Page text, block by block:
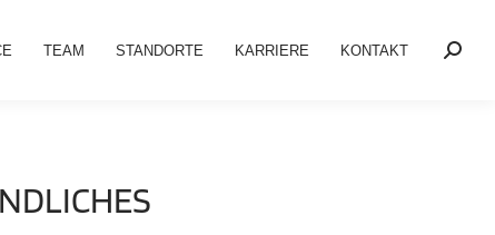
TEAM STANDORTE KARRIERE KONTAKT